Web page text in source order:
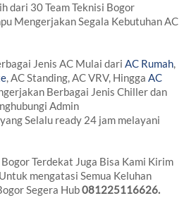
dari 30 Team Teknisi Bogor
Mengerjakan Segala Kebutuhan AC
Jenis AC Mulai dariAC Rumah,
, AC Standing, AC VRV, HinggaAC
Berbagai Jenis Chiller dan
Admin
yang Selalu ready 24 jam melayani
Terdekat Juga Bisa Kami Kirim
mengatasi Semua Keluhan
Segera Hub081225116626.